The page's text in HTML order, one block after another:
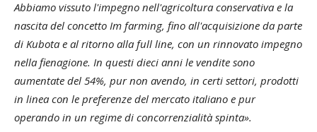
Abbiamo vissuto l'impegno nell'agricoltura conservativa e la
nascita del concetto Im farming, fino all'acquisizione da parte
di Kubota e al ritorno alla full line, con un rinnovato impegno
nella fienagione. In questi dieci anni le vendite sono
aumentate del 54%, pur non avendo, in certi settori, prodotti
in linea con le preferenze del mercato italiano e pur
operando in un regime di concorrenzialità spinta».